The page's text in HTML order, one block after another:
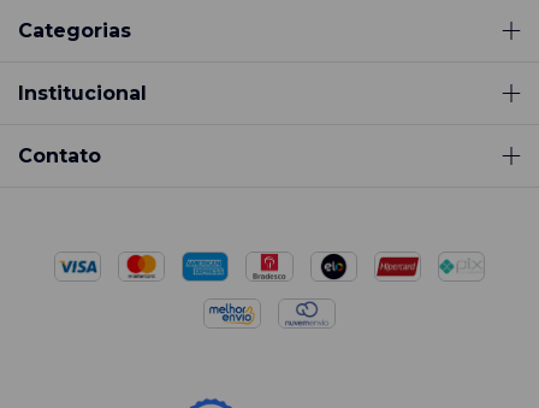
Categorias
Institucional
Contato